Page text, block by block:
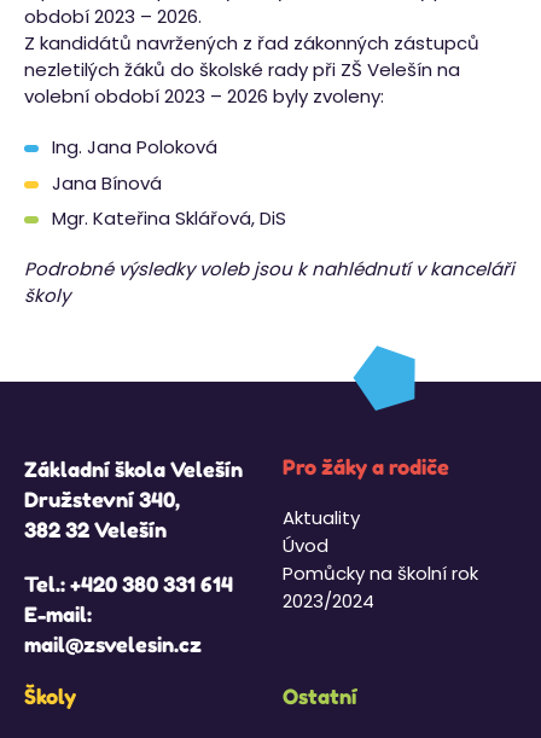
období 2023 – 2026.
Z kandidátů navržených z řad zákonných zástupců
nezletilých žáků do školské rady při ZŠ Velešín na
volební období 2023 – 2026 byly zvoleny:
Ing. Jana Poloková
Jana Bínová
Mgr. Kateřina Sklářová, DiS
Podrobné výsledky voleb jsou k nahlédnutí v kanceláři
školy
Základní škola Velešín
Družstevní 340,
382 32 Velešín
Tel.:+420 380 331 614
E-mail:
mail@zsvelesin.cz
Pro žáky a rodiče
Aktuality
Úvod
Pomůcky na školní rok
2023/2024
Školy
Ostatní